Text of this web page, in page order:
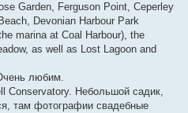
Garden, Ferguson Point, Ceperley
Devonian Harbour Park
marina at Coal Harbour), the
as well as Lost Lagoon and
любим.
Conservatory. Небольшой садик,
там фотографии свадебные